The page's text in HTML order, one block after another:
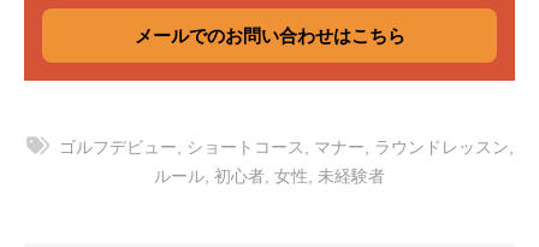
メールでのお問い合わせはこちら
ゴルフデビュー ショートコース マナー ラウンドレッスン
ルール 初心者 女性 未経験者